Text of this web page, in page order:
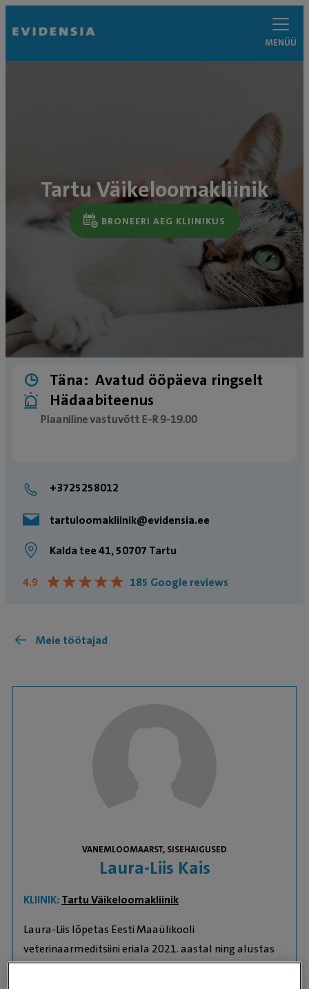
MENÜÜ
Tartu Väikeloomakliinik
BRONEERI AEG KLIINIKUS
Täna: Avatud ööpäeva ringselt
Hädaabiteenus
Plaaniline vastuvõtt E-R 9-19.00
olemas ööpäevaringselt – 24/7.
+3725258012
tartuloomakliinik@evidensia.ee
Kalda tee 41, 50707 Tartu
4.9 ★★★★★
★★★★★ 185 Google reviews
Meie töötajad
VANEMLOOMAARST, SISEHAIGUSED
Laura-Liis Kais
KLIINIK: Tartu Väikeloomakliinik
Laura-Liis lõpetas Eesti Maaülikooli
veterinaarmeditsiini eriala 2021. aastal ning alustas
seejärel kohe täiskohaga tööd väikeloomaarstina.